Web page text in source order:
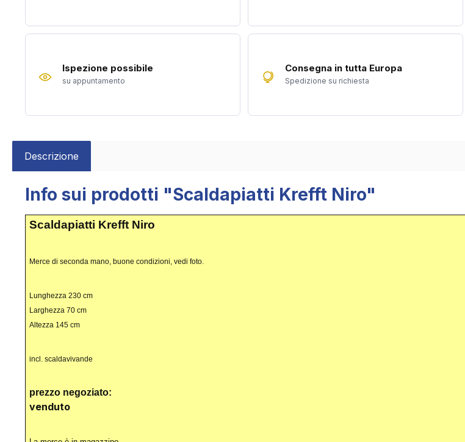
Ispezione possibile
su appuntamento
Consegna in tutta Europa
Spedizione su richiesta
Descrizione
Info sui prodotti "Scaldapiatti Krefft Niro"
Scaldapiatti Krefft Niro
Merce di seconda mano, buone condizioni, vedi foto.
Lunghezza 230 cm
Larghezza 70 cm
Altezza 145 cm
incl. scaldavivande
prezzo negoziato:
venduto